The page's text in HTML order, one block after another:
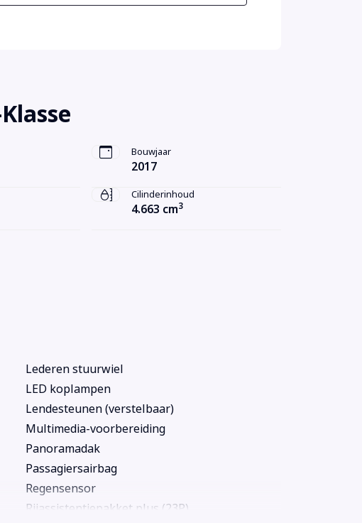
Bouwjaar
2017
Cilinderinhoud
4.663 cm3
Lederen stuurwiel
LED koplampen
Lendesteunen (verstelbaar)
Multimedia-voorbereiding
Panoramadak
Passagiersairbag
Regensensor
Rijassistentiepakket plus (23P)